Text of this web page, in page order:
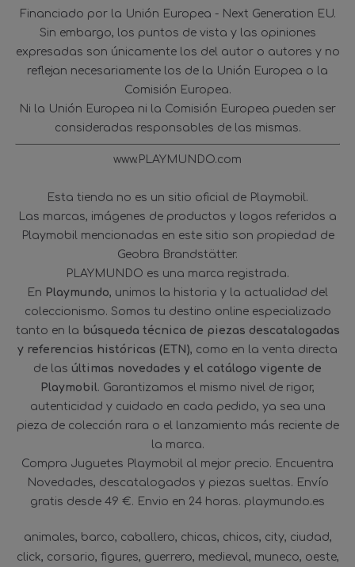
Financiado por la Unión Europea - Next Generation EU.
Sin embargo, los puntos de vista y las opiniones
expresadas son únicamente los del autor o autores y no
reflejan necesariamente los de la Unión Europea o la
Comisión Europea.
Ni la Unión Europea ni la Comisión Europea pueden ser
consideradas responsables de las mismas.
www.PLAYMUNDO.com
Esta tienda no es un sitio oficial de Playmobil.
Las marcas, imágenes de productos y logos referidos a
Playmobil mencionadas en este sitio son propiedad de
Geobra Brandstätter.
PLAYMUNDO es una marca registrada.
En Playmundo, unimos la historia y la actualidad del
coleccionismo. Somos tu destino online especializado
tanto en la búsqueda técnica de piezas descatalogadas
y referencias históricas (ETN), como en la venta directa
de las últimas novedades y el catálogo vigente de
Playmobil. Garantizamos el mismo nivel de rigor,
autenticidad y cuidado en cada pedido, ya sea una
pieza de colección rara o el lanzamiento más reciente de
la marca.
Compra Juguetes Playmobil al mejor precio. Encuentra
Novedades, descatalogados y piezas sueltas. Envío
gratis desde 49 €. Envio en 24 horas. playmundo.es
animales barco caballero chicas chicos city ciudad
click corsario figures guerrero medieval muneco oeste